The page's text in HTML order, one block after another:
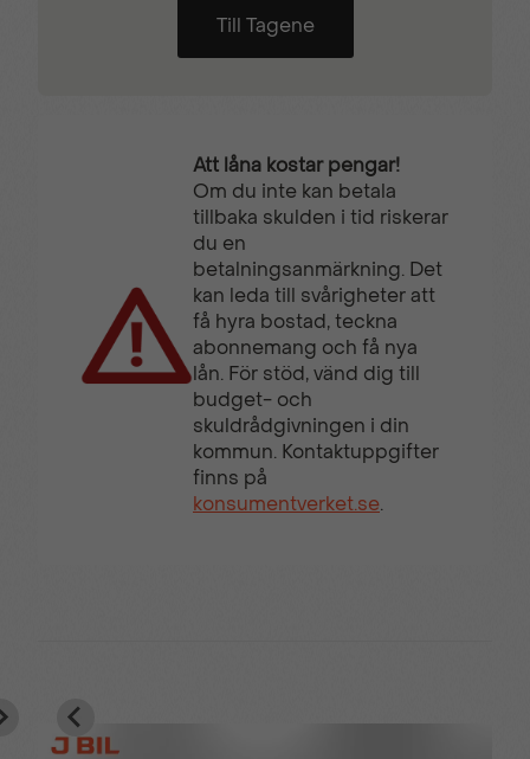
Till Tagene
Att låna kostar pengar!
Om du inte kan betala
tillbaka skulden i tid riskerar
du en
betalningsanmärkning. Det
kan leda till svårigheter att
få hyra bostad, teckna
abonnemang och få nya
lån. För stöd, vänd dig till
budget- och
skuldrådgivningen i din
kommun. Kontaktuppgifter
finns på
konsumentverket.se.